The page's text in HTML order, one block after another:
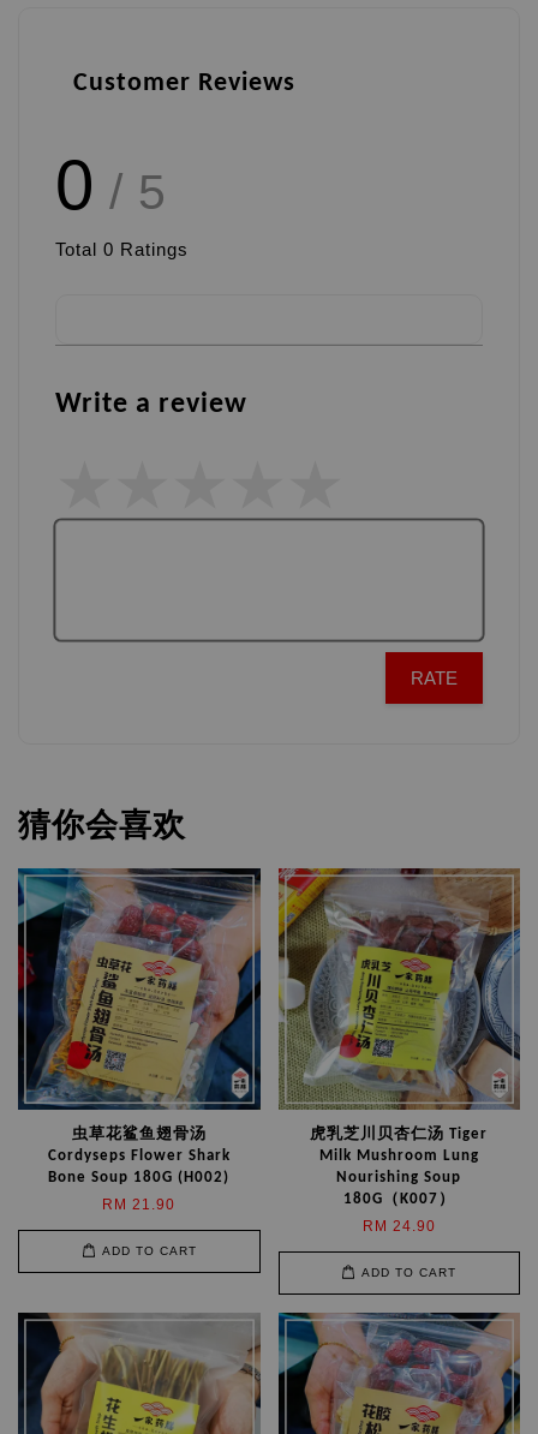
Customer Reviews
0 / 5
Total 0 Ratings
Write a review
RATE
猜你会喜欢
虫草花鲨鱼翅骨汤
Cordyseps Flower Shark
Bone Soup 180G (H002)
RM 21.90
ADD TO CART
虎乳芝川贝杏仁汤 Tiger
Milk Mushroom Lung
Nourishing Soup
180G（K007）
RM 24.90
ADD TO CART